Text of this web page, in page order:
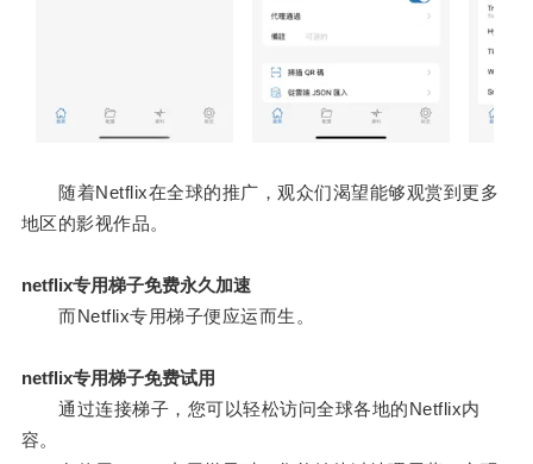
随着Netflix在全球的推广，观众们渴望能够观赏到更多
地区的影视作品。
netflix专用梯子免费永久加速
而Netflix专用梯子便应运而生。
netflix专用梯子免费试用
通过连接梯子，您可以轻松访问全球各地的Netflix内
容。